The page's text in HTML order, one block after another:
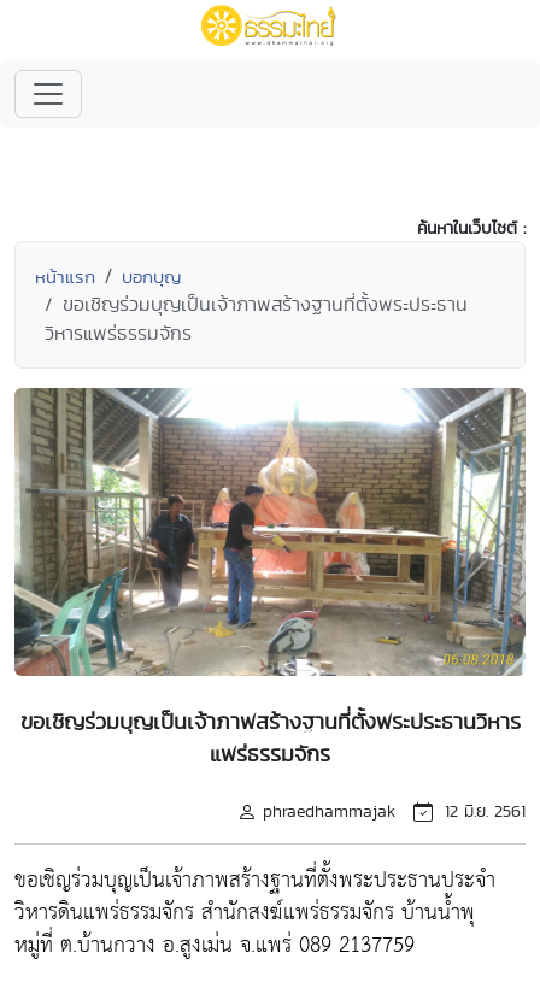
ค้นหาในเว็บไซต์ :
หน้าแรก บอกบุญ
ขอเชิญร่วมบุญเป็นเจ้าภาพสร้างฐานที่ตั้งพระประธาน
วิหารแพร่ธรรมจักร
ขอเชิญร่วมบุญเป็นเจ้าภาพสร้างฐานที่ตั้งพระประธานวิหาร
แพร่ธรรมจักร
phraedhammajak 12 มิ.ย. 2561
ขอเชิญร่วมบุญเป็นเจ้าภาพสร้างฐานที่ตั้งพระประธานประจำ
วิหารดินแพร่ธรรมจักร สำนักสงฆ์แพร่ธรรมจักร บ้านน้ำพุ
หมู่ที่ ต.บ้านกวาง อ.สูงเม่น จ.แพร่ 089 2137759